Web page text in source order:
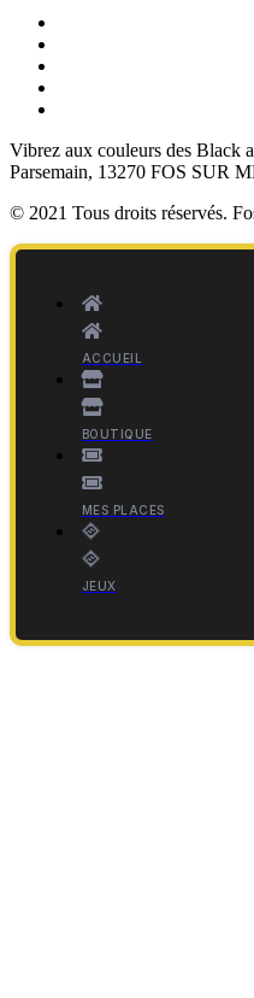
Vibrez aux couleurs des Black
Parsemain, 13270 FOS SUR
© 2021 Tous droits réservés.
ACCUEIL
BOUTIQUE
MES PLACES
JEUX